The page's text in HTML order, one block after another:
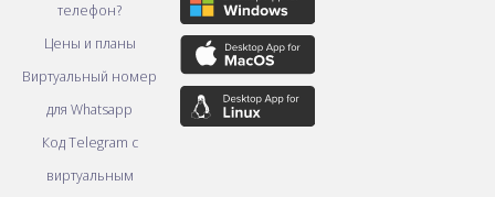
телефон?
Цены и планы
Виртуальный номер
для Whatsapp
Код Telegram с
виртуальным